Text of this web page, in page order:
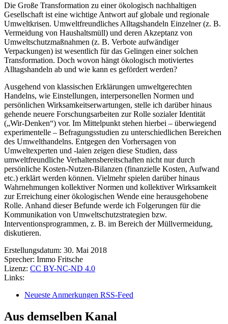
Die Große Transformation zu einer ökologisch nachhaltigen
Gesellschaft ist eine wichtige Antwort auf globale und regionale
Umweltkrisen. Umweltfreundliches Alltagshandeln Einzelner (z. B.
Vermeidung von Haushaltsmüll) und deren Akzeptanz von
Umweltschutzmaßnahmen (z. B. Verbote aufwändiger
Verpackungen) ist wesentlich für das Gelingen einer solchen
Transformation. Doch wovon hängt ökologisch motiviertes
Alltagshandeln ab und wie kann es gefördert werden?
Ausgehend von klassischen Erklärungen umweltgerechten
Handelns, wie Einstellungen, interpersonellen Normen und
persönlichen Wirksamkeitserwartungen, stelle ich darüber hinaus
gehende neuere Forschungsarbeiten zur Rolle sozialer Identität
(„Wir-Denken“) vor. Im Mittelpunkt stehen hierbei – überwiegend
experimentelle – Befragungsstudien zu unterschiedlichen Bereichen
des Umwelthandelns. Entgegen den Vorhersagen von
Umweltexperten und -laien zeigen diese Studien, dass
umweltfreundliche Verhaltensbereitschaften nicht nur durch
persönliche Kosten-Nutzen-Bilanzen (finanzielle Kosten, Aufwand
etc.) erklärt werden können. Vielmehr spielen darüber hinaus
Wahrnehmungen kollektiver Normen und kollektiver Wirksamkeit
zur Erreichung einer ökologischen Wende eine herausgehobene
Rolle. Anhand dieser Befunde werde ich Folgerungen für die
Kommunikation von Umweltschutzstrategien bzw.
Interventionsprogrammen, z. B. im Bereich der Müllvermeidung,
diskutieren.
Erstellungsdatum: 30. Mai 2018
Sprecher: Immo Fritsche
Lizenz: CC BY-NC-ND 4.0
Links:
Neueste Anmerkungen RSS-Feed
Aus demselben Kanal